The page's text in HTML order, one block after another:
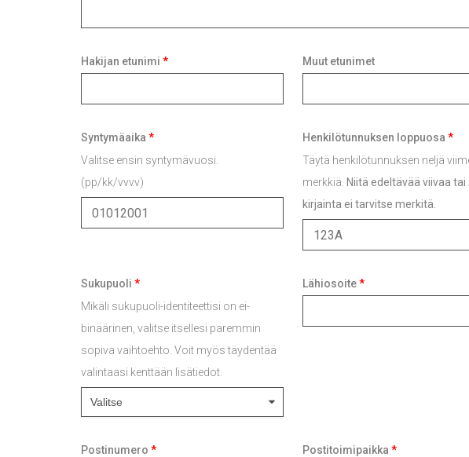
Hakijan etunimi * Muut etunimet
Syntymäaika *
Valitse ensin syntymävuosi.
(pp/kk/vvvv)
18v
Henkilötunnuksen loppuosa *
Täytä henkilötunnuksen neljä
merkkiä. Niitä edeltävää viivaa tai
kirjainta ei tarvitse merkitä.
Sukupuoli *
Mikäli sukupuoli-identiteettisi on ei-
binäärinen, valitse itsellesi paremmin
sopiva vaihtoehto. Voit myös täydentää
valintaasi kenttään lisätiedot.
Lähiosoite*
Postinumero * Postitoimipaikka *